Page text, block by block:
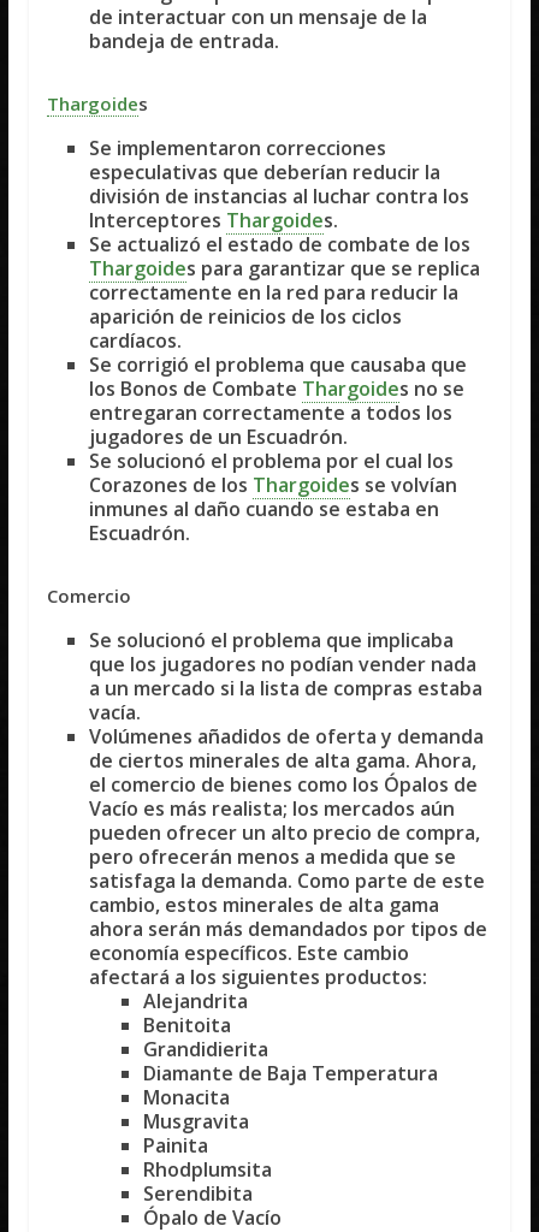
de interactuar con un mensaje de la
bandeja de entrada.
Thargoides
Se implementaron correcciones
especulativas que deberían reducir la
división de instancias al luchar contra los
Interceptores Thargoides.
Se actualizó el estado de combate de los
Thargoides para garantizar que se replica
correctamente en la red para reducir la
aparición de reinicios de los ciclos
cardíacos.
Se corrigió el problema que causaba que
los Bonos de Combate Thargoides no se
entregaran correctamente a todos los
jugadores de un Escuadrón.
Se solucionó el problema por el cual los
Corazones de los Thargoides se volvían
inmunes al daño cuando se estaba en
Escuadrón.
Comercio
Se solucionó el problema que implicaba
que los jugadores no podían vender nada
a un mercado si la lista de compras estaba
vacía.
Volúmenes añadidos de oferta y demanda
de ciertos minerales de alta gama. Ahora,
el comercio de bienes como los Ópalos de
Vacío es más realista; los mercados aún
pueden ofrecer un alto precio de compra,
pero ofrecerán menos a medida que se
satisfaga la demanda. Como parte de este
cambio, estos minerales de alta gama
ahora serán más demandados por tipos de
economía específicos. Este cambio
afectará a los siguientes productos:
Alejandrita
Benitoita
Grandidierita
Diamante de Baja Temperatura
Monacita
Musgravita
Painita
Rhodplumsita
Serendibita
Ópalo de Vacío